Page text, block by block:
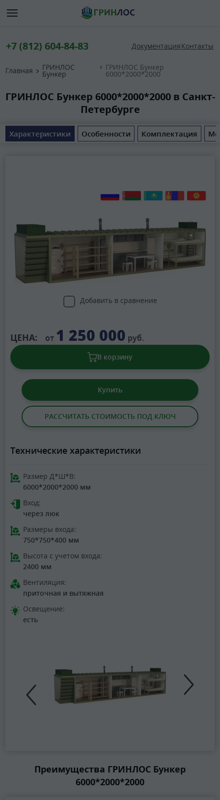
+7 (812) 604-84-83 ДокументацияКонтакты
Главная ГРИНЛОС
Бункер
ГРИНЛОС Бункер
6000*2000*2000
ГРИНЛОС Бункер 6000*2000*2000 в Санкт-
Петербурге
Характеристики Особенности Комплектация
Добавить в сравнение
ЦЕНА: от 1 250 000 руб.
В корзину
Купить
РАССЧИТАТЬ СТОИМОСТЬ ПОД КЛЮЧ
Технические характеристики
Размер Д*Ш*В:
6000*2000*2000 мм
Вход:
через люк
Размеры входа:
750*750*400 мм
Высота с учетом входа:
2400 мм
Вентиляция:
приточная и вытяжная
Освещение:
есть
Преимущества ГРИНЛОС Бункер
6000*2000*2000